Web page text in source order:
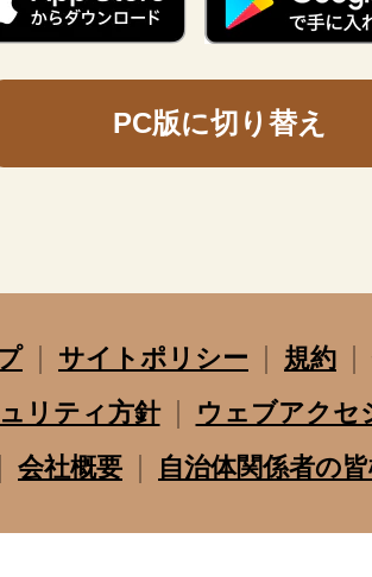
PC版に切り替え
サイトポリシー
規約
リティ方針
ウェブアクセ
会社概要 自治体関係者の